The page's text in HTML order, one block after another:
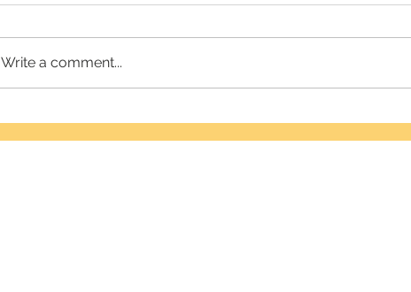
Write a comment...